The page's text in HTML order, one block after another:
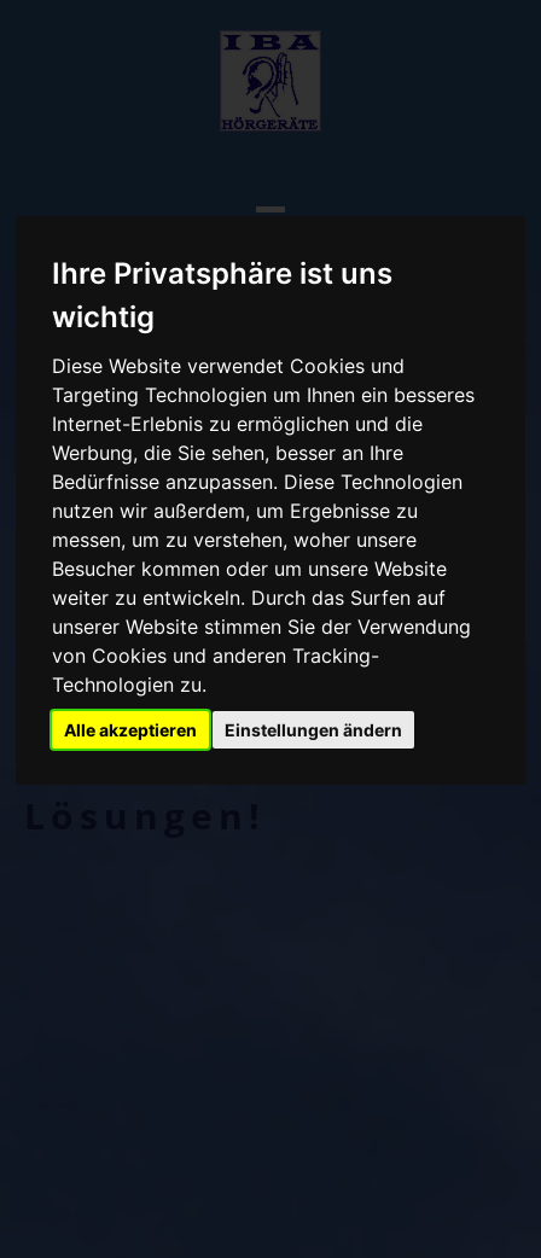
Ihre Privatsphäre ist uns
wichtig
Diese Website verwendet Cookies und
Targeting Technologien um Ihnen ein besseres
Internet-Erlebnis zu ermöglichen und die
Werbung, die Sie sehen, besser an Ihre
Bedürfnisse anzupassen. Diese Technologien
nutzen wir außerdem, um Ergebnisse zu
messen, um zu verstehen, woher unsere
Besucher kommen oder um unsere Website
weiter zu entwickeln. Durch das Surfen auf
unserer Website stimmen Sie der Verwendung
von Cookies und anderen Tracking-
Technologien zu.
Alle akzeptieren Einstellungen ändern
IBA Hörgeräte
i)ndividuell (b)estens
a)ngepasst!
Wir bieten nicht nur
Produkte,
sondern
individuelle